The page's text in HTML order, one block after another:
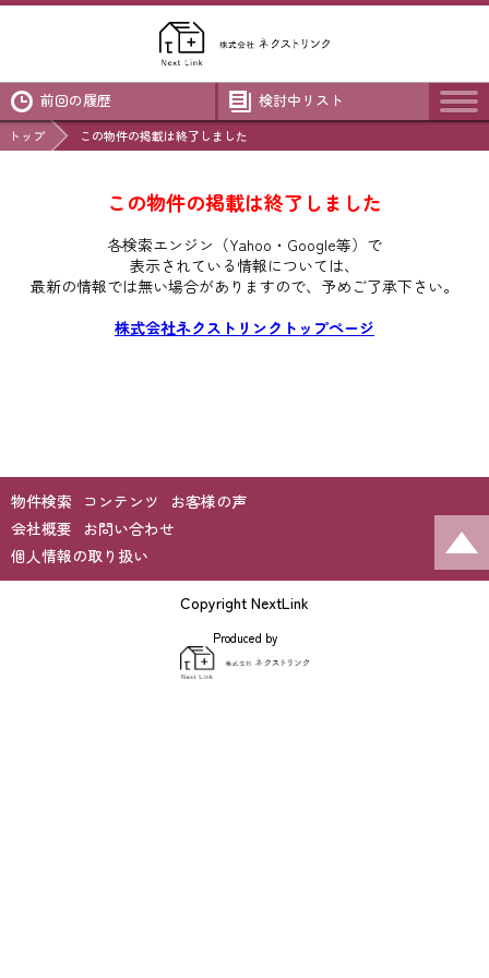
前回の履歴 検討中リスト
トップ この物件の掲載は終了しました
この物件の掲載は終了しました
各検索エンジン（Yahoo・Google等）で
表示されている情報については、
最新の情報では無い場合がありますので、 予めご了承下さい。
株式会社ネクストリンクトップページ
物件検索 コンテンツ
お客様の声
会社概要
お問い合わせ
個人情報の取り扱い
Copyright NextLink
Produced by